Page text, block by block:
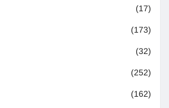
(17)
(173)
(32)
(252)
(162)